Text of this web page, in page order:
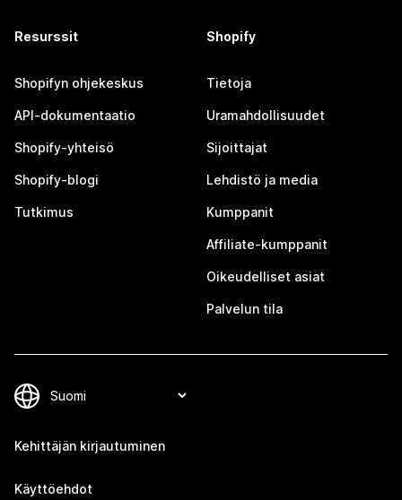
Resurssit
Shopifyn ohjekeskus
API-dokumentaatio
Shopify-yhteisö
Shopify-blogi
Tutkimus
Shopify
Tietoja
Uramahdollisuudet
Sijoittajat
Lehdistö ja media
Kumppanit
Affiliate-kumppanit
Oikeudelliset asiat
Palvelun tila
Kehittäjän kirjautuminen
Käyttöehdot